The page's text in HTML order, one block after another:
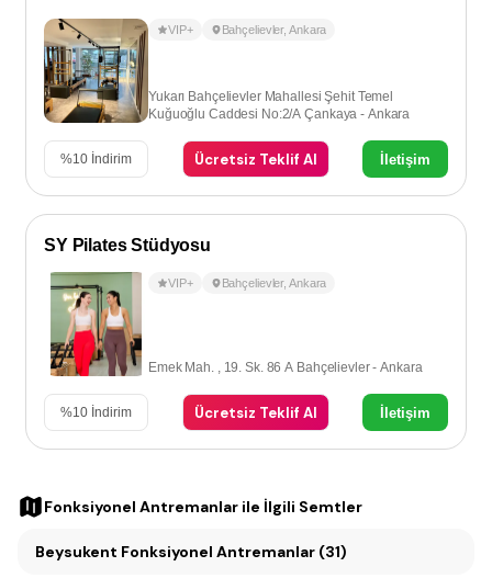
VIP+ Bahçelievler,Ankara
Yukarı Bahçelievler Mahallesi Şehit Temel
Kuğuoğlu Caddesi No:2/A Çankaya - Ankara
%10 İndirim Ücretsiz Teklif Al İletişim
SY Pilates Stüdyosu
VIP+ Bahçelievler,Ankara
Emek Mah. , 19. Sk. 86 A Bahçelievler - Ankara
%10 İndirim Ücretsiz Teklif Al İletişim
Fonksiyonel Antremanlar ile İlgili Semtler
Beysukent Fonksiyonel Antremanlar (31)